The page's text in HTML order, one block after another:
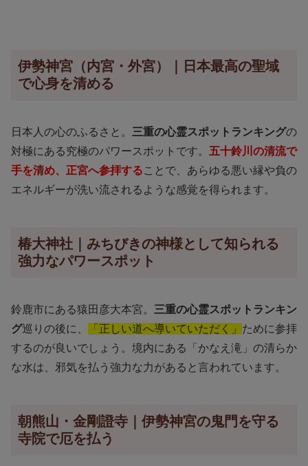
伊勢神宮（内宮・外宮）｜日本最高の聖域
で心身を清める
日本人の心のふるさと。 三重の心霊スポットランキングの
対極にある究極のパワースポットです。 五十鈴川の清流で
手を清め、正宮へ参拝することで、あらゆる悪い縁や負の
エネルギーが洗い流されるような感覚を得られます。
椿大神社｜みちびきの神様として知られる
強力なパワースポット
鈴鹿市にある猿田彦大本宮。 三重の心霊スポットランキン
グ巡りの後に、 「正しい道へ導いていただく」 ために参拝
するのが良いでしょう。境内にある「かなえ滝」の清らか
な水は、邪気を払う強力な力があると言われています。
朝熊山・金剛證寺｜伊勢神宮の鬼門を守る
寺院で厄を払う